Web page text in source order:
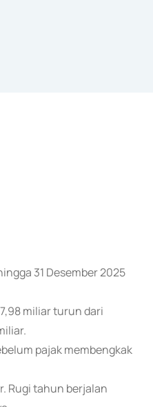
31 Desember 2025
miliar turun dari
pajak membengkak
Rugi tahun berjalan